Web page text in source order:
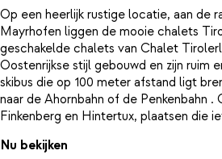
Op een heerlijk rustige locatie, aan de
Mayrhofen liggen de mooie chalets
geschakelde chalets van Chalet
Oostenrijkse stijl gebouwd en zijn ruim
skibus die op 100 meter afstand ligt
naar de Ahornbahn of de Penkenbahn .
Finkenberg en Hintertux, plaatsen die
liggen, zijn snel te bereiken met de
Ziller of Kaltenbach? Neem dan eens
Nu bekijken